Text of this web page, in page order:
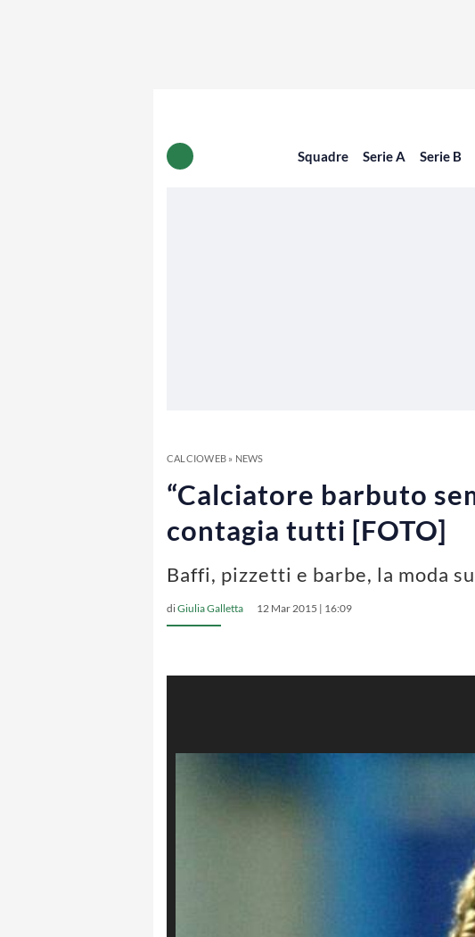
Squadre Serie A Serie B
CALCIOWEB» NEWS
“Calciatore barbuto
contagia tutti [FOTO]
Baffi, pizzetti e barbe, la moda
diGiulia Galletta 12 Mar 2015 | 16:09